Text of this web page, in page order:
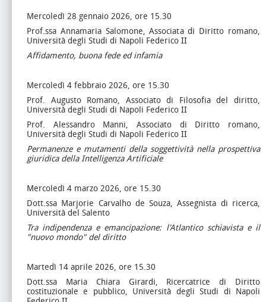
Mercoledì 28 gennaio 2026, ore 15.30
Prof.ssa Annamaria Salomone, Associata di Diritto romano,
Università degli Studi di Napoli Federico II
Affidamento, buona fede ed infamia
Mercoledì 4 febbraio 2026, ore 15.30
Prof. Augusto Romano, Associato di Filosofia del diritto,
Università degli Studi di Napoli Federico II
Prof. Alessandro Manni, Associato di Diritto romano,
Università degli Studi di Napoli Federico II
Permanenze e mutamenti della soggettività nella prospettiva
giuridica della Intelligenza Artificiale
Mercoledì 4 marzo 2026, ore 15.30
Dott.ssa Marjorie Carvalho de Souza, Assegnista di ricerca,
Università del Salento
Tra indipendenza e emancipazione: l'Atlantico schiavista e il
"nuovo mondo" del diritto
Martedì 14 aprile 2026, ore 15.30
Dott.ssa Maria Chiara Girardi, Ricercatrice di Diritto
costituzionale e pubblico, Università degli Studi di Napoli